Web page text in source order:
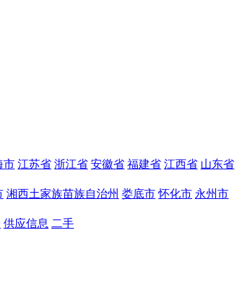
市 江苏省 浙江省 安徽省 福建省 江西省 山东省
湘西土家族苗族自治州 娄底市 怀化市 永州市
供应信息 二手